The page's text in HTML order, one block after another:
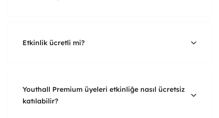
Etkinlik ücretli mi?
Youthall Premium üyeleri etkinliğe nasıl ücretsiz
katılabilir?